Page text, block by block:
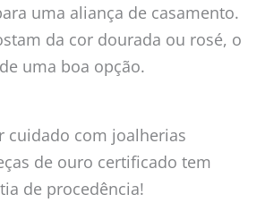
uma aliança de casamento.
da cor dourada ou rosé, o
uma boa opção.
cuidado com joalherias
de ouro certificado tem
de procedência!